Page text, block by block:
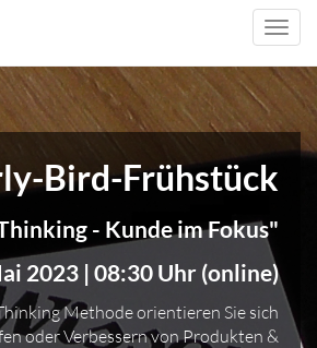
Bird-Frühstück
- Kunde im Fokus"
2023 | 08:30 Uhr (online)
Methode orientieren Sie sich
oder Verbessern von Produkten &